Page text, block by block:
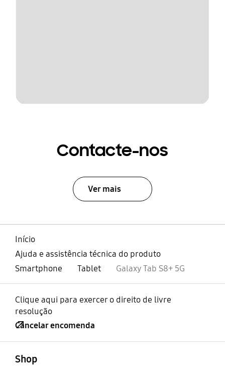
Contacte-nos
Ver mais
Início
Ajuda e assistência técnica do produto
Smartphone
Tablet Galaxy Tab S8+ 5G
Clique aqui para exercer o direito de livre
resolução
Cancelar encomenda
Shop